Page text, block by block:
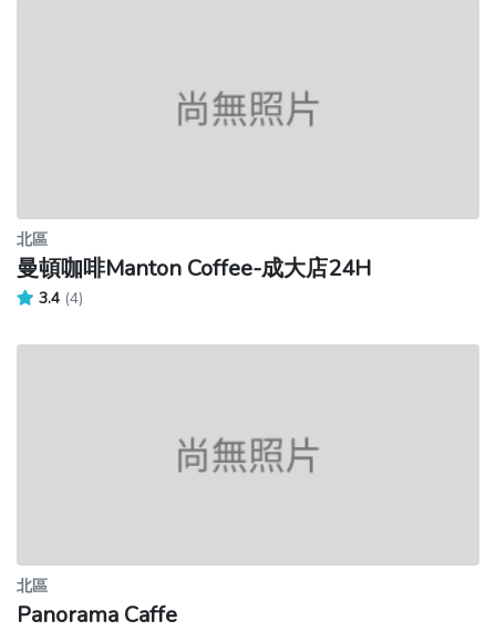
北區
曼頓咖啡Manton Coffee-成大店24H
3.4 (4)
北區
Panorama Caffe